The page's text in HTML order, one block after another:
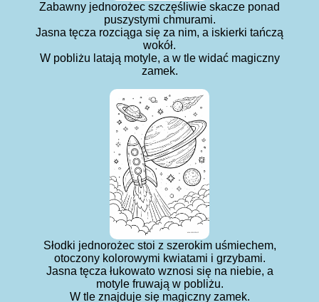
Zabawny jednorożec szczęśliwie skacze ponad
puszystymi chmurami.
Jasna tęcza rozciąga się za nim, a iskierki tańczą
wokół.
W pobliżu latają motyle, a w tle widać magiczny
zamek.
Słodki jednorożec stoi z szerokim uśmiechem,
otoczony kolorowymi kwiatami i grzybami.
Jasna tęcza łukowato wznosi się na niebie, a
motyle fruwają w pobliżu.
W tle znajduje się magiczny zamek.